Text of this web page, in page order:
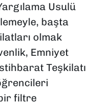
Usulü
başta
olmak
Emniyet
Teşkilatı
filtre